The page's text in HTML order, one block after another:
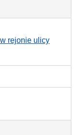
rejonie ulicy